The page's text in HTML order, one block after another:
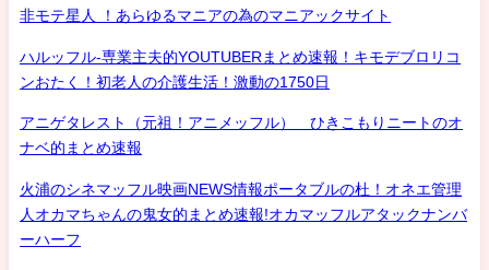
非モテ星人 ！あらゆるマニアの為のマニアックサイト
ハルッフル-専業主夫的YOUTUBERまとめ速報！キモデブロリコ
ンおたく！初老人の介護生活！激動の1750日
アニゲタレスト（元祖！アニメッフル） ひきこもりニートのオ
ナベ的まとめ速報
火浦のシネマッフル映画NEWS情報ポータブルの杜！オネエ管理
人オカマちゃんの鬼女的まとめ速報!オカマッフルアタックナンバ
ーハーフ